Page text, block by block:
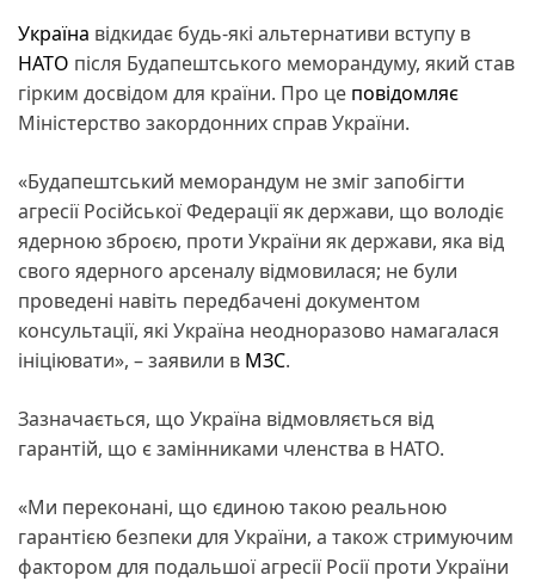
Україна відкидає будь-які альтернативи вступу в
НАТО після Будапештського меморандуму, який став
гірким досвідом для країни. Про це повідомляє
Міністерство закордонних справ України.
«Будапештський меморандум не зміг запобігти
агресії Російської Федерації як держави, що володіє
ядерною зброєю, проти України як держави, яка від
свого ядерного арсеналу відмовилася; не були
проведені навіть передбачені документом
консультації, які Україна неодноразово намагалася
ініціювати», – заявили в МЗС.
Зазначається, що Україна відмовляється від
гарантій, що є замінниками членства в НАТО.
«Ми переконані, що єдиною такою реальною
гарантією безпеки для України, а також стримуючим
фактором для подальшої агресії Росії проти України